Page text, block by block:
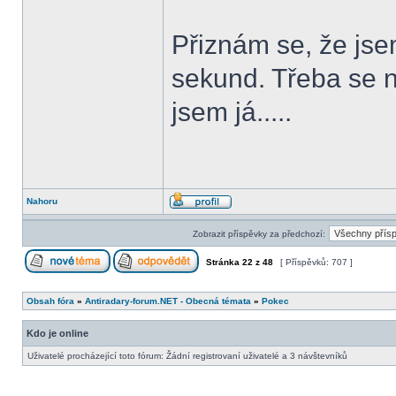
Přiznám se, že
sekund. Třeba se
jsem já.....
Nahoru
Zobrazit příspěvky za předchozí:
Stránka 22 z 48 [ Příspěvků: 707 ]
Obsah fóra » Antiradary-forum.NET - Obecná témata » Pokec
Kdo je online
Uživatelé procházející toto fórum: Žádní registrovaní uživatelé a 3 návštevníků